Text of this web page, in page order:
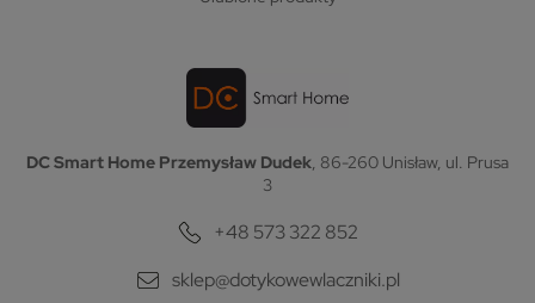
DC Smart Home Przemysław Dudek, 86-260 Unisław, ul. Prusa
3
+48 573 322 852
sklep@dotykowewlaczniki.pl